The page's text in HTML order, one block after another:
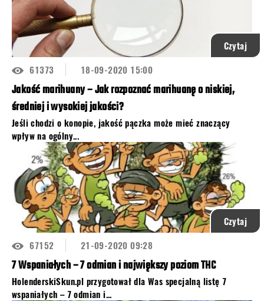
Czytaj
61373
18-09-2020 15:00
Jakość marihuany – Jak rozpoznać marihuanę o niskiej,
średniej i wysokiej jakości?
Jeśli chodzi o konopie, jakość pączka może mieć znaczący
wpływ na ogólny...
Czytaj
67152
21-09-2020 09:28
7 Wspaniałych – 7 odmian i największy poziom THC
HolenderskiSkun.pl przygotował dla Was specjalną listę 7
wspaniałych – 7 odmian i...